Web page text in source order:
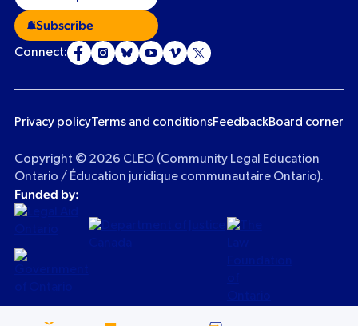
Subscribe
Connect:
Privacy policyTerms and conditionsFeedbackBoard corner
Copyright © 2026 CLEO (Community Legal Education
Ontario / Éducation juridique communautaire Ontario).
Funded by: